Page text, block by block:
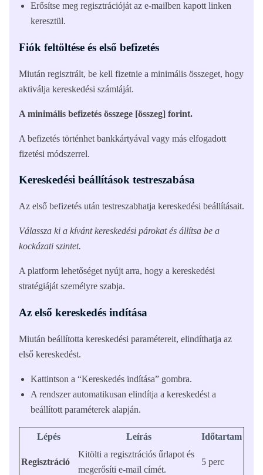
Erősítse meg regisztrációját az e-mailben kapott linken
keresztül.
Fiók feltöltése és első befizetés
Miután regisztrált, be kell fizetnie a minimális összeget, hogy
aktiválja kereskedési számláját.
A minimális befizetés összege [összeg] forint.
A befizetés történhet bankkártyával vagy más elfogadott
fizetési módszerrel.
Kereskedési beállítások testreszabása
Az első befizetés után testreszabhatja kereskedési beállításait.
Válassza ki a kívánt kereskedési párokat és állítsa be a
kockázati szintet.
A platform lehetőséget nyújt arra, hogy a kereskedési
stratégiáját személyre szabja.
Az első kereskedés indítása
Miután beállította kereskedési paramétereit, elindíthatja az
első kereskedést.
Kattintson a “Kereskedés indítása” gombra.
A rendszer automatikusan elindítja a kereskedést a
beállított paraméterek alapján.
Lépés Leírás Időtartam
Regisztráció
Kitölti a regisztrációs űrlapot és
megerősíti e-mail címét.
5 perc